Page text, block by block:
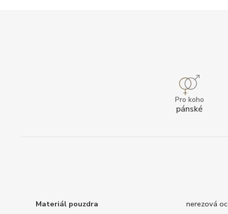
Pro koho
pánské
Materiál pouzdra nerezová